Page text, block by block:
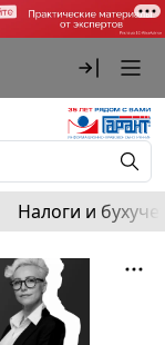
Налоги и